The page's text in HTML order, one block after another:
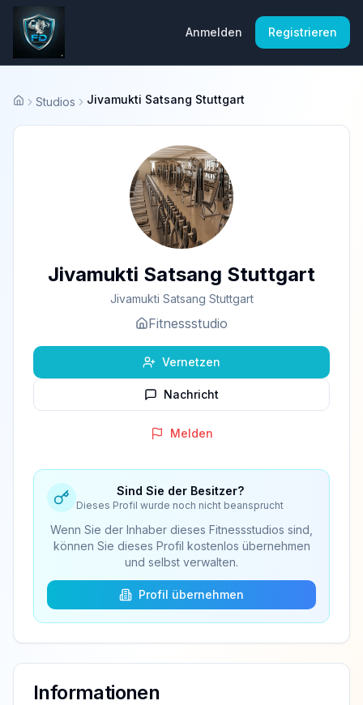
Anmelden Registrieren
Startseite
Studios Jivamukti Satsang Stuttgart
Jivamukti Satsang Stuttgart
Jivamukti Satsang Stuttgart
Fitnessstudio
Vernetzen
Nachricht
Melden
Sind Sie der Besitzer?
Dieses Profil wurde noch nicht beansprucht
Wenn Sie der Inhaber dieses Fitnessstudios sind,
können Sie dieses Profil kostenlos übernehmen
und selbst verwalten.
Profil übernehmen
Informationen